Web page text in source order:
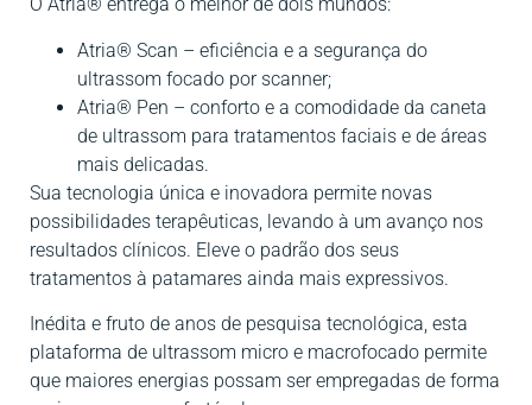
Atria® Scan – eficiência e a segurança do
ultrassom focado por scanner;
Atria® Pen – conforto e a comodidade da caneta
de ultrassom para tratamentos faciais e de áreas
mais delicadas.
Sua tecnologia única e inovadora permite novas
possibilidades terapêuticas, levando à um avanço nos
resultados clínicos. Eleve o padrão dos seus
tratamentos à patamares ainda mais expressivos.
Inédita e fruto de anos de pesquisa tecnológica, esta
plataforma de ultrassom micro e macrofocado permite
que maiores energias possam ser empregadas de forma